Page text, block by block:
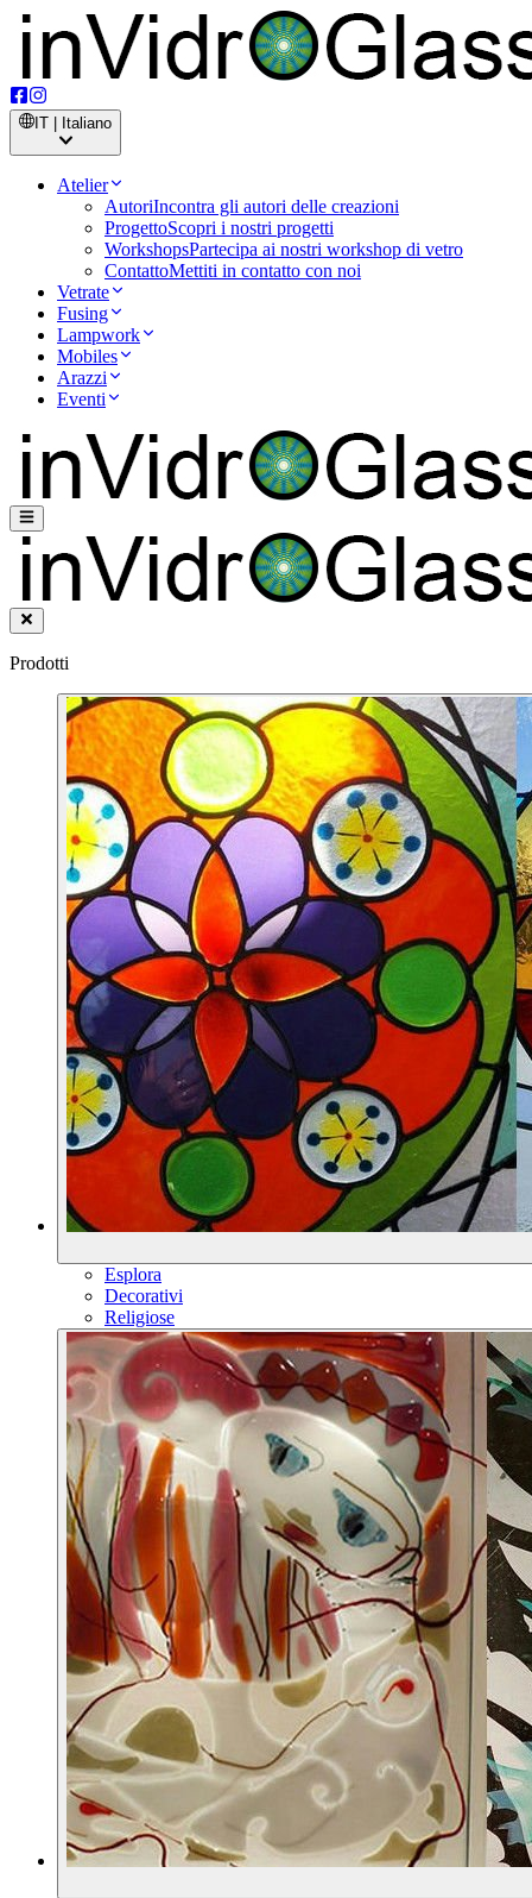
IT | Italiano
Atelier
AutoriIncontra gli autori delle creazioni
ProgettoScopri i nostri progetti
WorkshopsPartecipa ai nostri workshop di vetro
ContattoMettiti in contatto con noi
Vetrate
Fusing
Lampwork
Mobiles
Arazzi
Eventi
Prodotti
Esplora
Decorativi
Religiose